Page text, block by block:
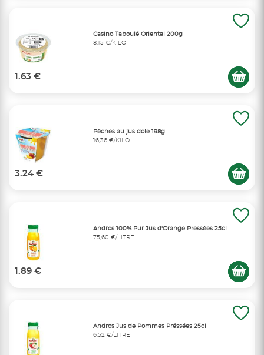
Casino Taboulé Oriental 200g
8,15 €/KILO
1.63 €
Pêches au jus dole 198g
16,36 €/KILO
3.24 €
Andros 100% Pur Jus d'Orange Pressées 25cl
75,60 €/LITRE
1.89 €
Andros Jus de Pommes Préssées 25cl
6,52 €/LITRE